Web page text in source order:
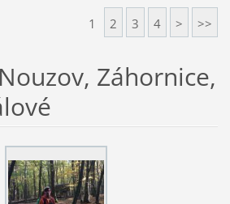
1 2 3 4 > >>
Záhornice,